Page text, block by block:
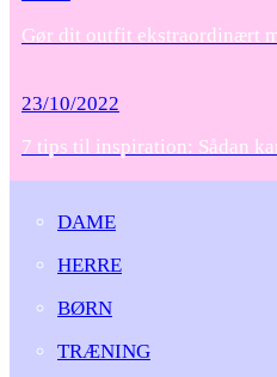
Gør dit outfit ekstraordinært
23/10/2022
7 tips til inspiration: Sådan
DAME
HERRE
BØRN
TRÆNING